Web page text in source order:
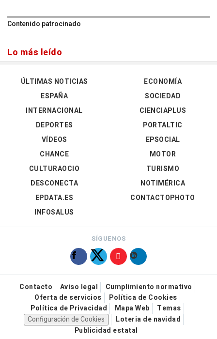
Contenido patrocinado
Lo más leído
ÚLTIMAS NOTICIAS
ESPAÑA
INTERNACIONAL
DEPORTES
VÍDEOS
ECONOMÍA
SOCIEDAD
CIENCIAPLUS
PORTALTIC
EPSOCIAL
CHANCE
CULTURAOCIO
DESCONECTA
EPDATA.ES
INFOSALUS
MOTOR
TURISMO
NOTIMÉRICA
CONTACTOPHOTO
SÍGUENOS
Contacto Aviso legal
Cumplimiento normativo
Oferta de servicios
Política de Cookies
Política de Privacidad
Mapa Web
Temas
Configuración de Cookies
Loteria de navidad
Publicidad estatal